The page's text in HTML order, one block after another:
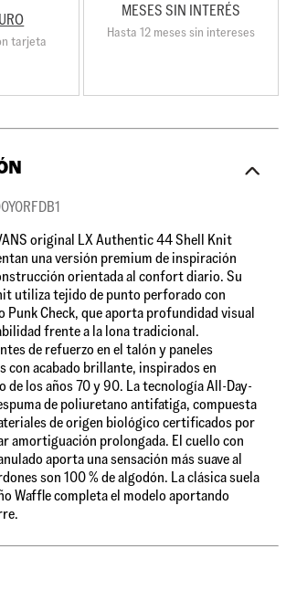
tarjeta
MESES SIN INTERÉS
Hasta 12 meses sin intereses
original LX Authentic 44 Shell Knit
una versión premium de inspiración
orientada al confort diario. Su
utiliza tejido de punto perforado con
Punk Check, que aporta profundidad visual
frente a la lona tradicional.
de refuerzo en el talón y paneles
con acabado brillante, inspirados en
de los años 70 y 90. La tecnología All-Day-
de poliuretano antifatiga, compuesta
de origen biológico certificados por
amortiguación prolongada. El cuello con
aporta una sensación más suave al
son 100 % de algodón. La clásica suela
Waffle completa el modelo aportando